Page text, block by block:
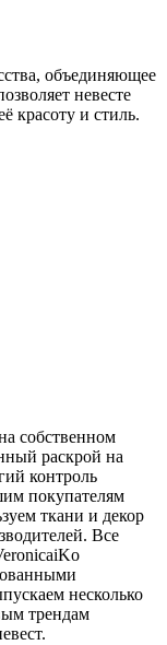
объединяющее
невесте
красоту и стиль.
собственном
раскрой на
контроль
покупателям
ткани и декор
Все
несколько
трендам